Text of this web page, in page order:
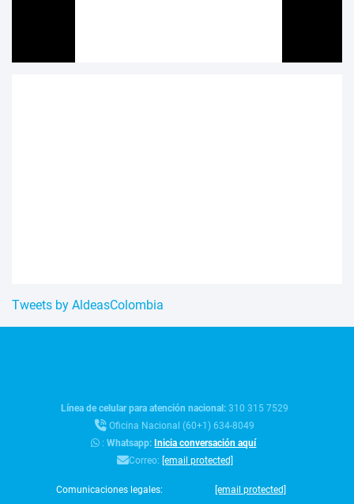
Tweets by AldeasColombia
Línea de celular para atención nacional:310 315 7529
Oficina Nacional (60+1) 634-8049
:Whatsapp:Inicia conversación aquí
Correo: [email protected]
Comunicaciones legales: [email protected]